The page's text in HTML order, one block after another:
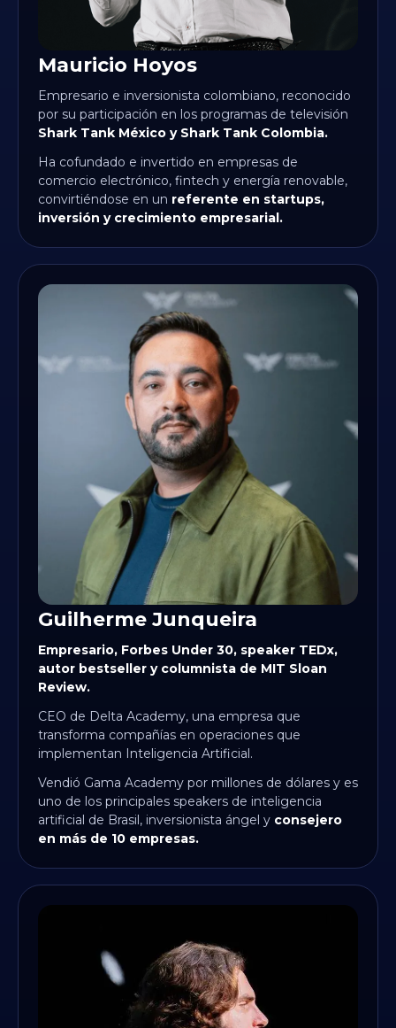
Mauricio Hoyos
Empresario e inversionista colombiano, reconocido
por su participación en los programas de televisión
Shark Tank México y Shark Tank Colombia.
Ha cofundado e invertido en empresas de
comercio electrónico, fintech y energía renovable,
convirtiéndose en un referente en startups,
inversión y crecimiento empresarial.
Guilherme Junqueira
Empresario, Forbes Under 30, speaker TEDx,
autor bestseller y columnista de MIT Sloan
Review.
CEO de Delta Academy, una empresa que
transforma compañías en operaciones que
implementan Inteligencia Artificial.
Vendió Gama Academy por millones de dólares y es
uno de los principales speakers de inteligencia
artificial de Brasil, inversionista ángel y consejero
en más de 10 empresas.